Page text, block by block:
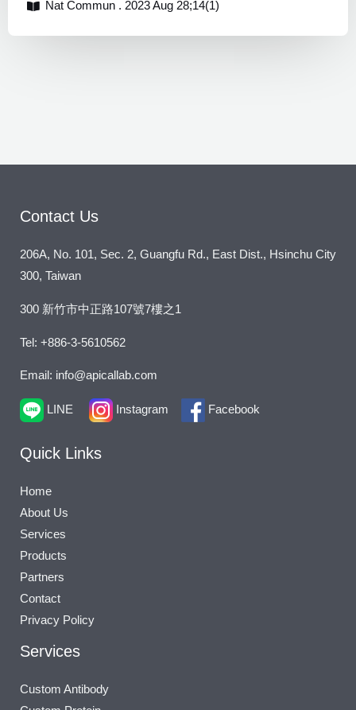
Nat Commun . 2023 Aug 28;14(1)
Contact Us
206A, No. 101, Sec. 2, Guangfu Rd., East Dist., Hsinchu City
300, Taiwan
300 新竹市中正路107號7樓之1
Tel: +886-3-5610562
Email: info@apicallab.com
LINE Instagram Facebook
Quick Links
Home
About Us
Services
Products
Partners
Contact
Privacy Policy
Services
Custom Antibody